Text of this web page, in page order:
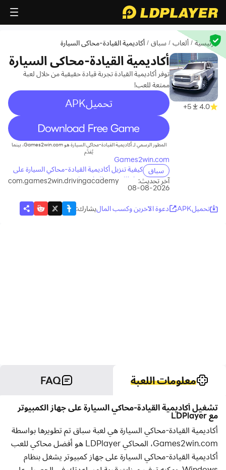
الرئيسية / ألعاب / سباق / أكاديمية القيادة-محاكي السيارة
4.0
5+
أكاديمية القيادة-محاكي السيارة
توفر أكاديمية القيادة تجربة قيادة حقيقية من خلال لعبة
ممتعة للعب!
تحميلAPK
recommend
المطور الرسمي لـ أكاديمية القيادة-محاكي السيارة هو Games2win.com، بينما
يُقدّم
Games2win.com
سباق كيفية تنزيل أكاديمية القيادة-محاكي السيارة على
جهاز الكمبيوتر الخاص بكآخر تحديث:
2026-08-08
com.games2win.drivingacademy
تحميلAPK دعوة الآخرين وكسب الماليشارك:
معلومات اللعبة FAQ
تشغيل أكاديمية القيادة-محاكي السيارة على جهاز الكمبيوتر
مع LDPlayer
أكاديمية القيادة-محاكي السيارة هي لعبة سباق تم تطويرها بواسطة
Games2win.com، المحاكي LDPlayer هو أفضل محاكي للعب
أكاديمية القيادة-محاكي السيارة على جهاز كمبيوتر يشغل بنظام